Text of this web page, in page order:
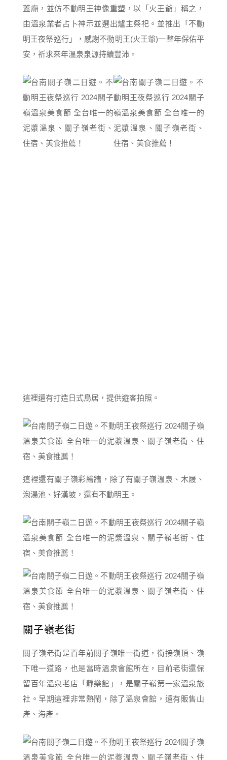
蓋廟，並仿不動明王神像重塑，以「火王爺」稱之，
由溫泉業者占卜神示並選出爐主祭祀。並推出「不動
明王夜祭巡行」，感謝不動明王(火王爺)一整年保佑平
安，祈求來年溫泉泉源持續豐沛。
這裡還有打造日式鳥居，提供遊客拍照。
這裡還有關子嶺彩繪牆，除了有關子嶺溫泉、木屐、
泡湯池、好漢坡，還有不動明王。
關子嶺老街
關子嶺老街是百年前關子嶺唯一街道，銜接嶺頂、嶺
下唯一道路，也是當時溫泉會館所在，目前老街還保
留百年溫泉老店「靜樂館」，是關子嶺第一家溫泉旅
社。早期這裡非常熱鬧，除了溫泉會館，還有販售山
產、海產。